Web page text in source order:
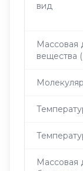
вид
Массовая
вещества
Массовая